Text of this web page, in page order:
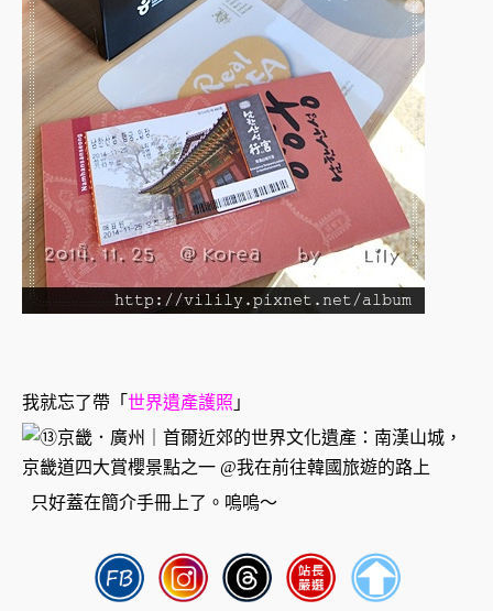
我就忘了帶「 世界遺產護照 」
只好蓋在簡介手冊上了。嗚嗚～